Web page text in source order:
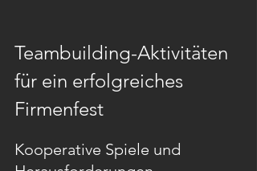
Teambuilding-Aktivitäten
für ein erfolgreiches
Firmenfest
Kooperative Spiele und